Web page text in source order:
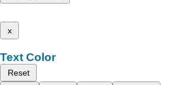
x
Text Color
Reset